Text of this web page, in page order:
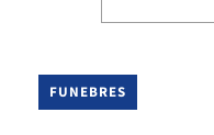
FUNEBRES